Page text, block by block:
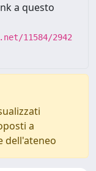
a questo
11584/2942
a
dell'ateneo